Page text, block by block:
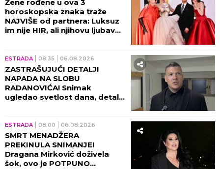
Žene rođene u ova 3
horoskopska znaka traže
NAJVIŠE od partnera: Luksuz
im nije HIR, ali njihovu ljubav
ESTRADA 08:35 06.08.2026
ZASTRAŠUJUĆI DETALJI
NAPADA NA SLOBU
RADANOVIĆA! Snimak
ugledao svetlost dana, detalji
ESTRADA 08:00 06.08.2026
SMRT MENADŽERA
PREKINULA SNIMANJE!
Dragana Mirković doživela
šok, ovo je POTPUNO